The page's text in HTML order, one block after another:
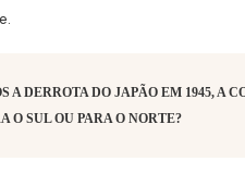
A DERROTA DO JAPÃO EM 1945, A
O SUL OU PARA O NORTE?